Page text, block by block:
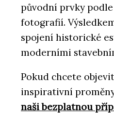
původní prvky
fotografií.
spojení historické
moderními
Pokud chcete
inspirativní
naši bezplatnou